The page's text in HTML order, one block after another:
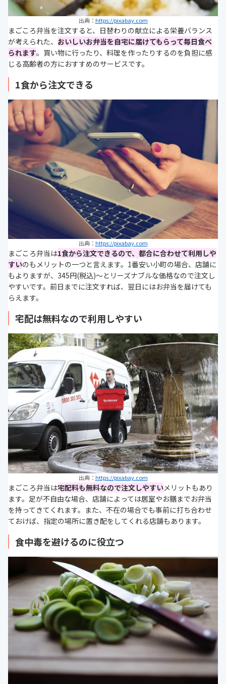
出典： https://pixabay.com
まごころ弁当を注文すると、日替わりの献立による栄養バランス
が考えられた、 おいしいお弁当を自宅に届けてもらって毎日食べ
られます。買い物に行ったり、料理を作ったりするのを負担に感
じる高齢者の方におすすめのサービスです。
1食から注文できる
出典： https://pixabay.com
まごころ弁当は1食から注文できるので、都合に合わせて利用しや
すいのもメリットの一つと言えます。1番安い小町の場合、店舗に
もよりますが、345円(税込)～とリーズナブルな価格なので注文し
やすいです。前日までに注文すれば、翌日にはお弁当を届けても
らえます。
宅配は無料なので利用しやすい
出典： https://pixabay.com
まごころ弁当は宅配料も無料なので注文しやすいメリットもあり
ます。足が不自由な場合、店舗によっては居室やお膳までお弁当
を持ってきてくれます。また、不在の場合でも事前に打ち合わせ
ておけば、指定の場所に置き配をしてくれる店舗もあります。
食中毒を避けるのに役立つ